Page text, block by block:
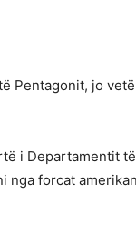
Pentagonit, jo
i Departamentit
forcat